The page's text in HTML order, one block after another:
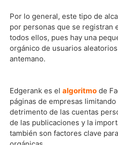
Por lo general, este tipo de
por personas que se registran
todos ellos, pues hay una
orgánico de usuarios
antemano.
Edgerank es el algoritmo de
páginas de empresas
detrimento de las cuentas
de las publicaciones y la
también son factores clave